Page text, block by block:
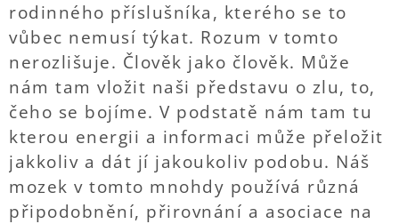
rodinného příslušníka, kterého se to
vůbec nemusí týkat. Rozum v tomto
nerozlišuje. Člověk jako člověk. Může
nám tam vložit naši představu o zlu, to,
čeho se bojíme. V podstatě nám tam tu
kterou energii a informaci může přeložit
jakkoliv a dát jí jakoukoliv podobu. Náš
mozek v tomto mnohdy používá různá
připodobnění, přirovnání a asociace na